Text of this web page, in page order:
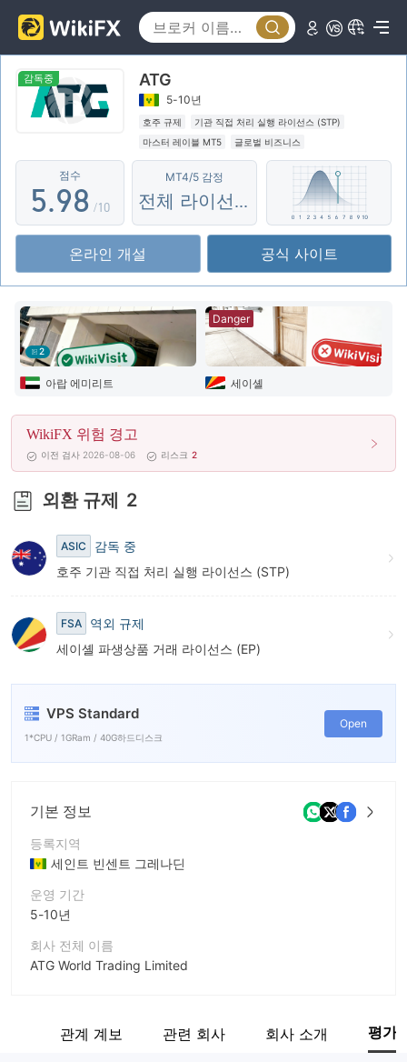
감독중 ATG
5-10년
호주 규제
기관 직접 처리 실행 라이선스 (STP)
마스터 레이블 MT5
글로벌 비즈니스
잠재적 위험성이 높음
역외 규제
점수
0
1
2
3
4
5
6
7
8
9
.
4
5
6
7
8
9
3
4
5
6
7
8
9
/10
MT4/5 감정
전체 라이선스
온라인 개설 공식 사이트
2
아랍 에미리트
Danger
세이셸
WikiFX 위험 경고
이전 검사 2026-08-06 리스크 2
외환 규제 2
ASIC
감독 중
호주 기관 직접 처리 실행 라이선스 (STP)
FSA
역외 규제
세이셸 파생상품 거래 라이선스 (EP)
VPS Standard
1*CPU / 1GRam / 40G하드디스크
Open
기본 정보
등록지역
세인트 빈센트 그레나딘
운영 기간
5-10년
회사 전체 이름
ATG World Trading Limited
관계 계보 관련 회사 회사 소개 평가